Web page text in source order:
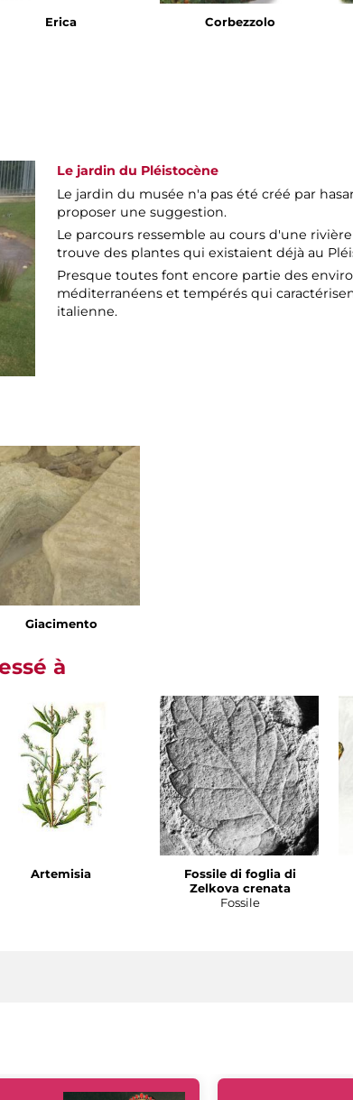
Erica Corbezzolo
Le jardin du Pléistocène
Le jardin du musée n'a pas été créé par
proposer une suggestion.
Le parcours ressemble au cours d'une
trouve des plantes qui existaient déjà au
Presque toutes font encore partie des
méditerranéens et tempérés qui
italienne.
Giacimento
à
Artemisia
Fossile di foglia di
Zelkova crenata
Fossile